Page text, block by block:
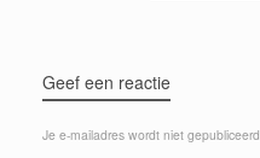
Geef een reactie
Je e-mailadres wordt niet gepubliceerd.